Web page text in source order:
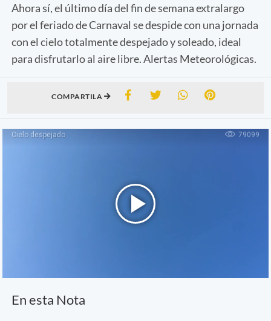
Ahora sí, el último día del fin de semana extralargo
por el feriado de Carnaval se despide con una jornada
con el cielo totalmente despejado y soleado, ideal
para disfrutarlo al aire libre. Alertas Meteorológicas.
COMPARTILA
En esta Nota